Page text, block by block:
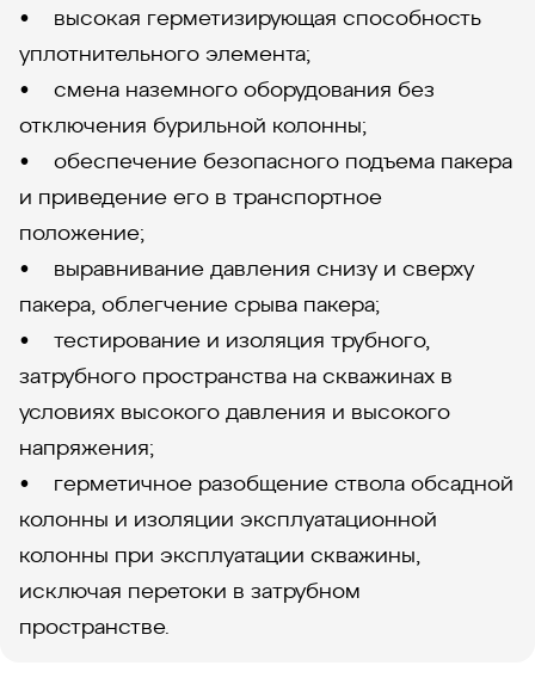
• высокая герметизирующая способность
уплотнительного элемента;
• смена наземного оборудования без
отключения бурильной колонны;
• обеспечение безопасного подъема пакера
и приведение его в транспортное
положение;
• выравнивание давления снизу и сверху
пакера, облегчение срыва пакера;
• тестирование и изоляция трубного,
затрубного пространства на скважинах в
условиях высокого давления и высокого
напряжения;
• герметичное разобщение ствола обсадной
колонны и изоляции эксплуатационной
колонны при эксплуатации скважины,
исключая перетоки в затрубном
пространстве.